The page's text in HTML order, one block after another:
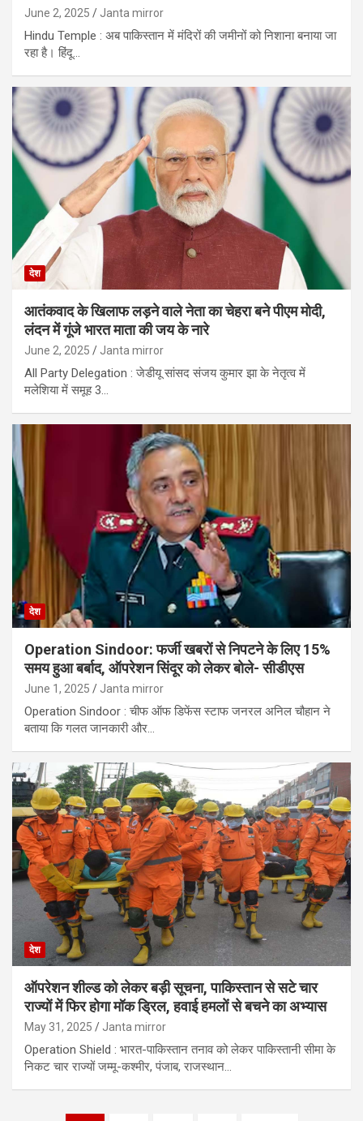
June 2, 2025 Janta mirror
Hindu Temple : अब पाकिस्तान में मंदिरों की जमीनों को निशाना बनाया जा
रहा है। हिंदू…
देश
आतंकवाद के खिलाफ लड़ने वाले नेता का चेहरा बने पीएम मोदी,
लंदन में गूंजे भारत माता की जय के नारे
June 2, 2025 Janta mirror
All Party Delegation : जेडीयू सांसद संजय कुमार झा के नेतृत्व में
मलेशिया में समूह 3…
देश
Operation Sindoor: फर्जी खबरों से निपटने के लिए 15%
समय हुआ बर्बाद, ऑपरेशन सिंदूर को लेकर बोले- सीडीएस
June 1, 2025 Janta mirror
Operation Sindoor : चीफ ऑफ डिफेंस स्टाफ जनरल अनिल चौहान ने
बताया कि गलत जानकारी और…
देश
ऑपरेशन शील्‍ड को लेकर बड़ी सूचना, पाकिस्तान से सटे चार
राज्यों में फिर होगा मॉक ड्रिल, हवाई हमलों से बचने का अभ्‍यास
May 31, 2025 Janta mirror
Operation Shield : भारत-पाकिस्तान तनाव को लेकर पाकिस्‍तानी सीमा के
निकट चार राज्यों जम्मू-कश्मीर, पंजाब, राजस्थान…